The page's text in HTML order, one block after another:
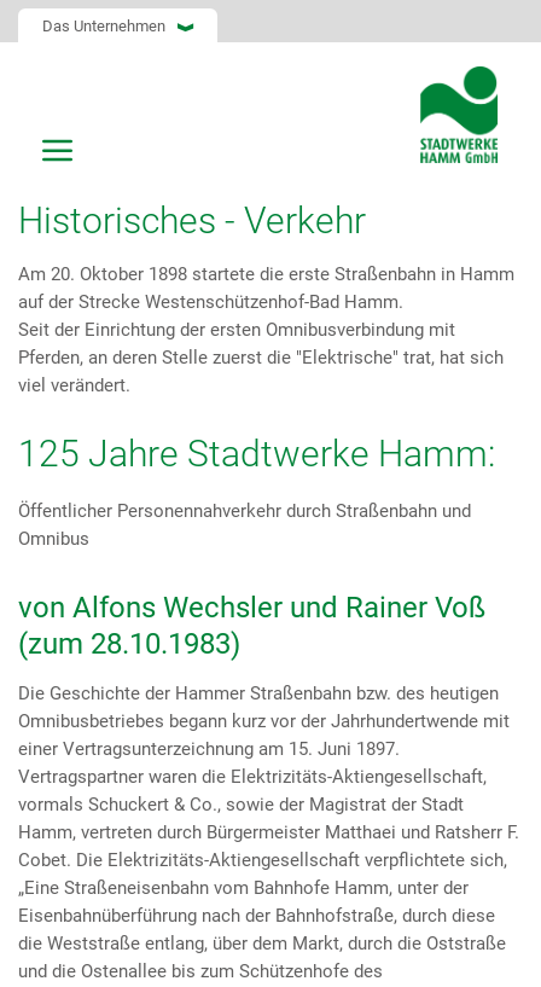
Das Unternehmen
Historisches - Verkehr
Am 20. Oktober 1898 startete die erste Straßenbahn in Hamm
auf der Strecke Westenschützenhof-Bad Hamm.
Seit der Einrichtung der ersten Omnibusverbindung mit
Pferden, an deren Stelle zuerst die "Elektrische" trat, hat sich
viel verändert.
125 Jahre Stadtwerke Hamm:
Öffentlicher Personennahverkehr durch Straßenbahn und
Omnibus
von Alfons Wechsler und Rainer Voß
(zum 28.10.1983)
Die Geschichte der Hammer Straßenbahn bzw. des heutigen
Omnibusbetriebes begann kurz vor der Jahrhundertwende mit
einer Vertragsunterzeichnung am 15. Juni 1897.
Vertragspartner waren die Elektrizitäts-Aktiengesellschaft,
vormals Schuckert & Co., sowie der Magistrat der Stadt
Hamm, vertreten durch Bürgermeister Matthaei und Ratsherr F.
Cobet. Die Elektrizitäts-Aktiengesellschaft verpflichtete sich,
„Eine Straßeneisenbahn vom Bahnhofe Hamm, unter der
Eisenbahnüberführung nach der Bahnhofstraße, durch diese
die Weststraße entlang, über dem Markt, durch die Oststraße
und die Ostenallee bis zum Schützenhofe des